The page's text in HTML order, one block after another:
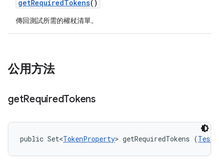
getRequiredTokens()
傳回測試所需的權杖清單。
公用方法
getRequiredTokens
public Set<TokenProperty> getRequiredTokens (